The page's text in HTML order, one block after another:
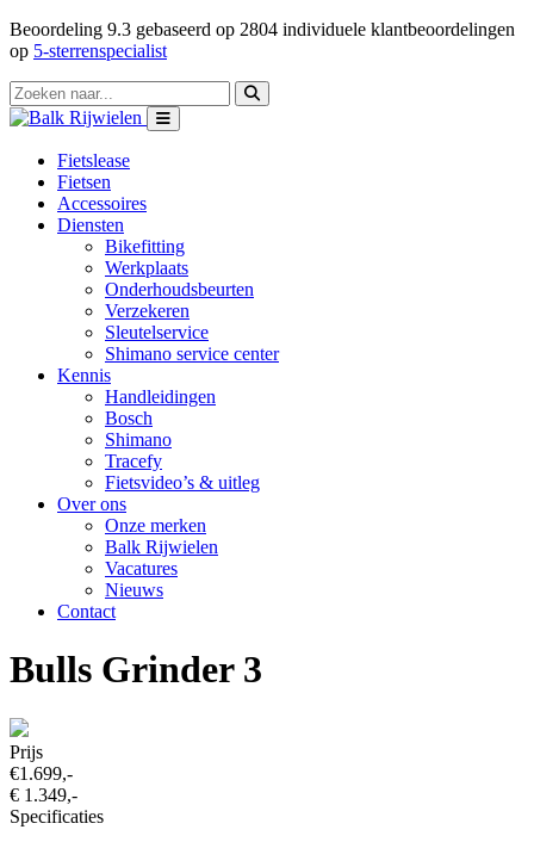
Beoordeling 9.3 gebaseerd op 2804 individuele klantbeoordelingen
op 5-sterrenspecialist
Fietslease
Fietsen
Accessoires
Diensten
Bikefitting
Werkplaats
Onderhoudsbeurten
Verzekeren
Sleutelservice
Shimano service center
Kennis
Handleidingen
Bosch
Shimano
Tracefy
Fietsvideo’s & uitleg
Over ons
Onze merken
Balk Rijwielen
Vacatures
Nieuws
Contact
Bulls Grinder 3
Prijs
€1.699,-
€ 1.349,-
Specificaties